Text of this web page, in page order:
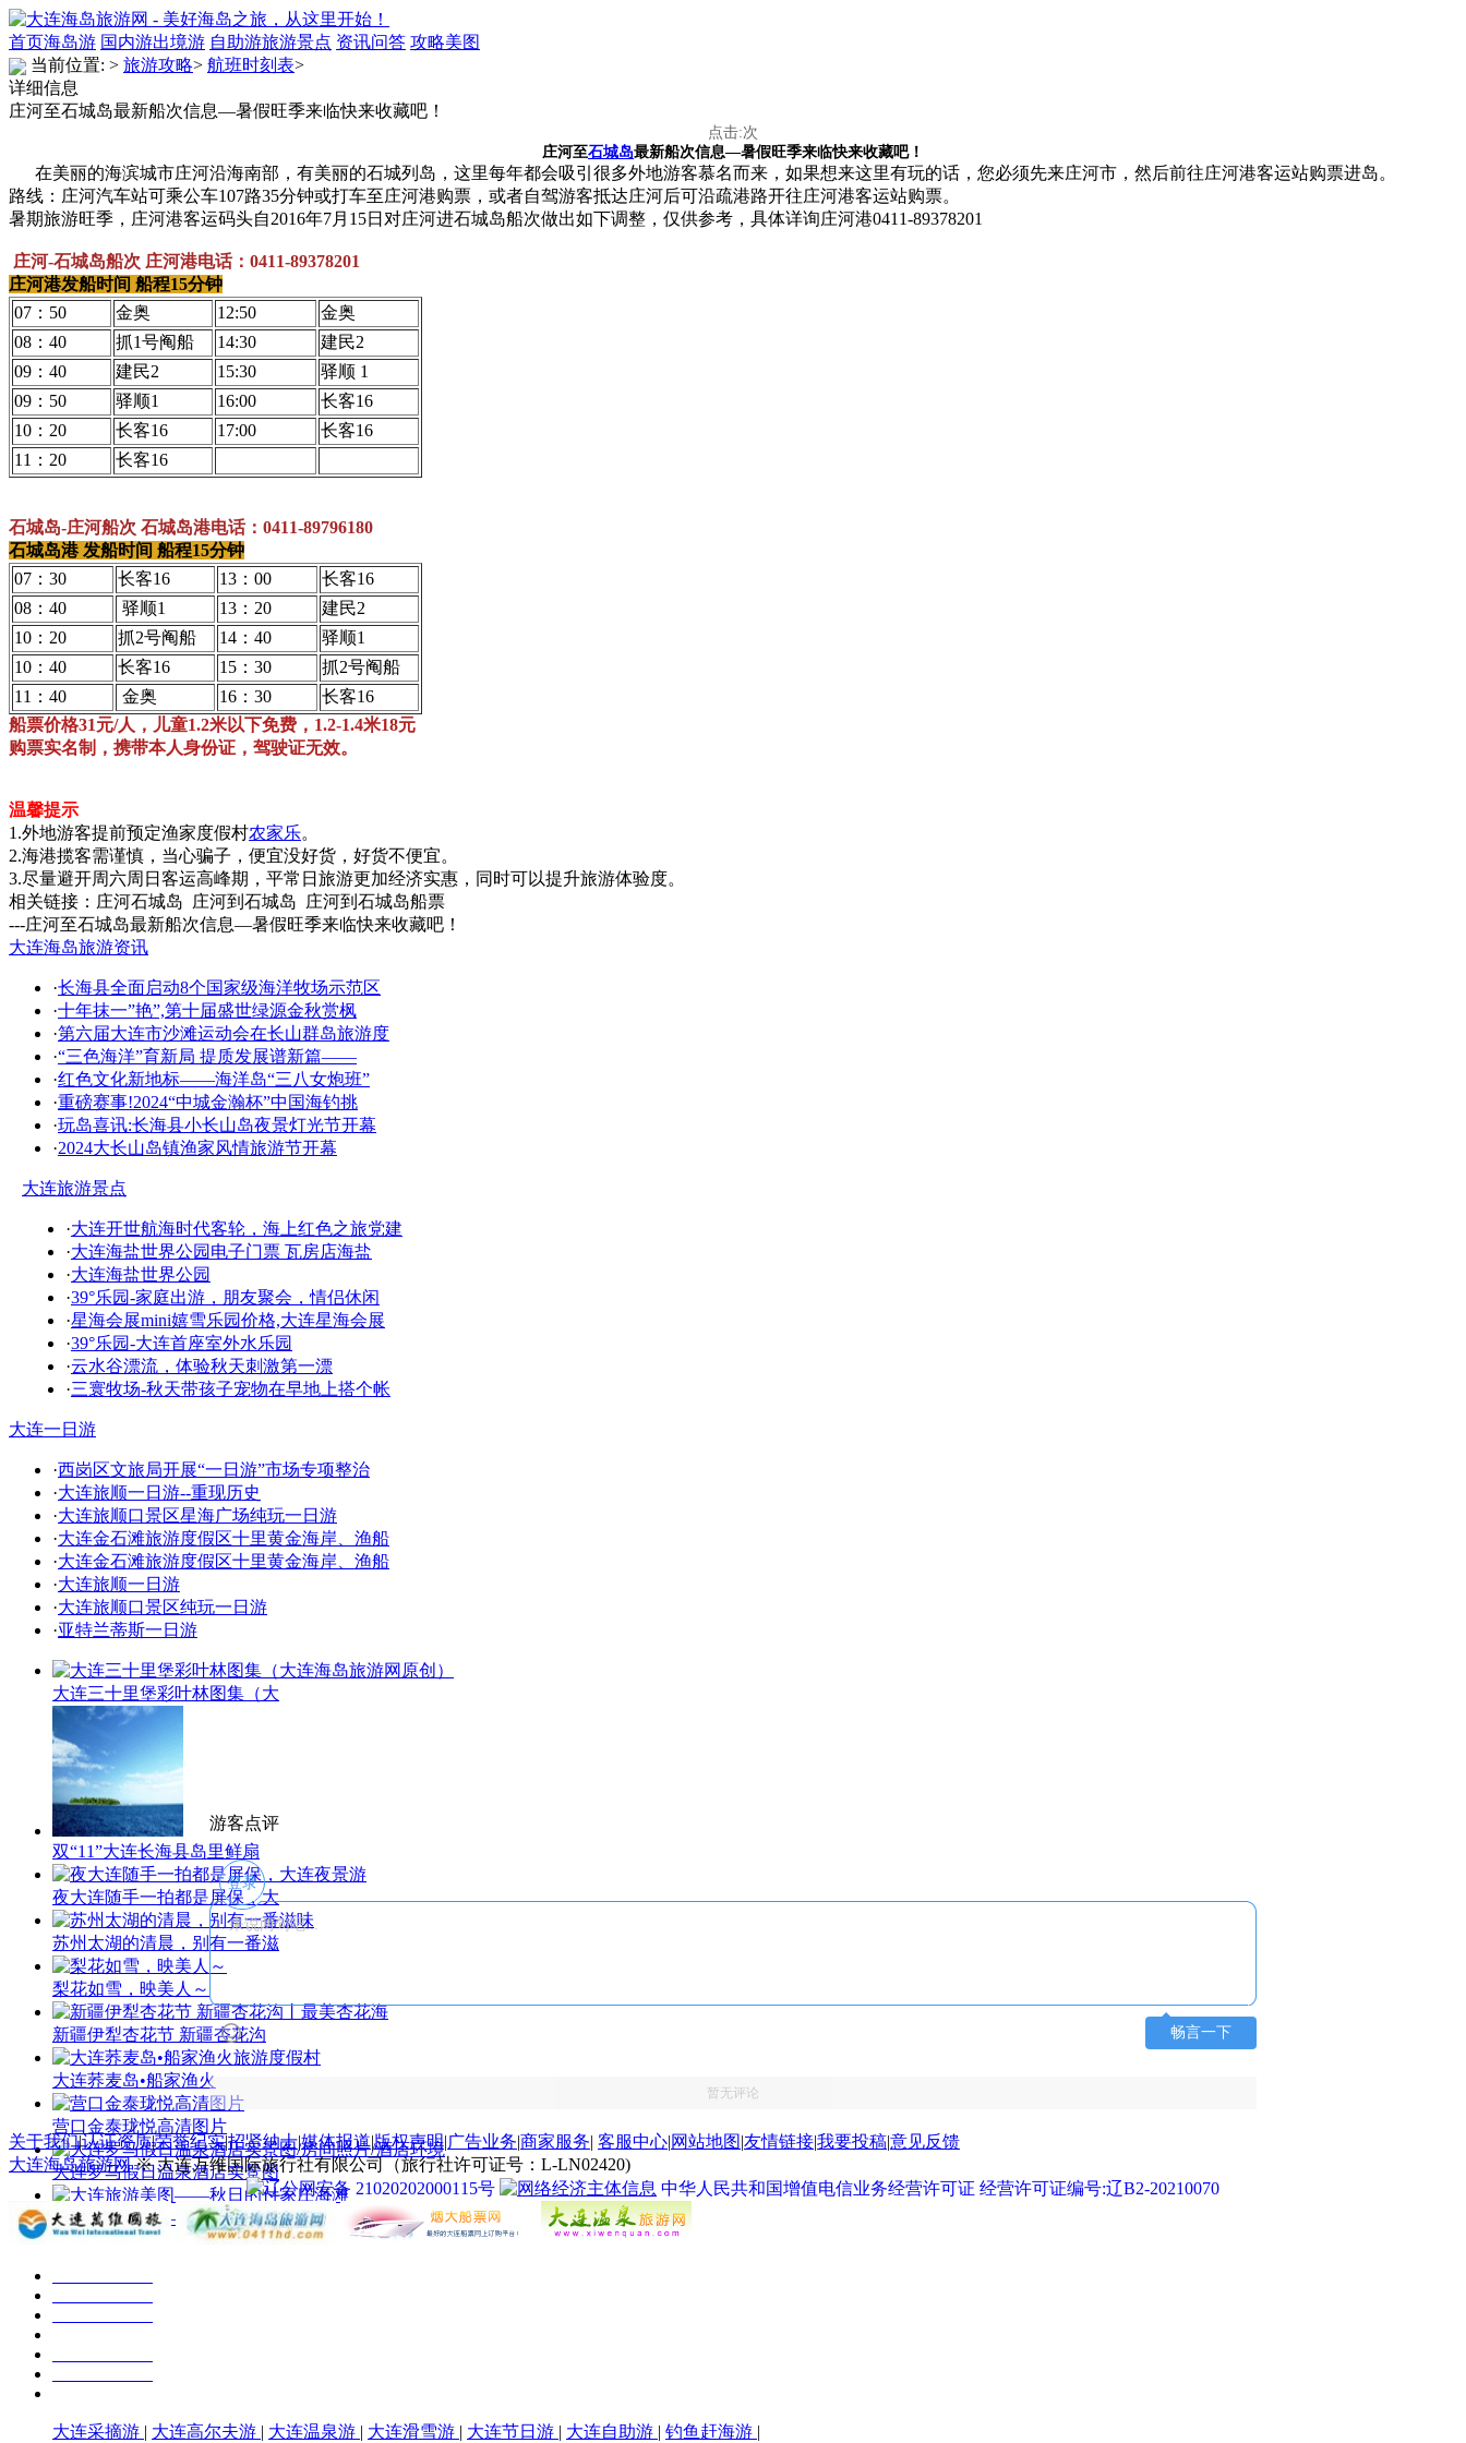
首页海岛游 国内游出境游 自助游旅游景点 资讯问答 攻略美图
当前位置: > 旅游攻略> 航班时刻表>
详细信息
庄河至石城岛最新船次信息—暑假旺季来临快来收藏吧！
点击:次
庄河至石城岛最新船次信息—暑假旺季来临快来收藏吧！
在美丽的海滨城市庄河沿海南部，有美丽的石城列岛，这里每年都会吸引很多外地游客慕名而来，如果想来这里有玩的话，您必须先来庄河市，然后前往庄河港客运站购票进岛。
路线：庄河汽车站可乘公车107路35分钟或打车至庄河港购票，或者自驾游客抵达庄河后可沿疏港路开往庄河港客运站购票。
暑期旅游旺季，庄河港客运码头自2016年7月15日对庄河进石城岛船次做出如下调整，仅供参考，具体详询庄河港0411-89378201
庄河-石城岛船次 庄河港电话：0411-89378201
庄河港发船时间 船程15分钟
07：50
金奥 12:50
金奥
08：40
抓1号阄船 14:30
建民2
09：40
建民2 15:30
驿顺 1
09：50
驿顺1 16:00
长客16
10：20
长客16 17:00
长客16
11：20
长客16
石城岛-庄河船次 石城岛港电话：0411-89796180
石城岛港 发船时间 船程15分钟
07：30
长客16 13：00
长客16
08：40
驿顺1 13：20
建民2
10：20
抓2号阄船 14：40
驿顺1
10：40
长客16 15：30
抓2号阄船
11：40
金奥 16：30
长客16
船票价格31元/人，儿童1.2米以下免费，1.2-1.4米18元
购票实名制，携带本人身份证，驾驶证无效。
温馨提示
1.外地游客提前预定渔家度假村农家乐。
2.海港揽客需谨慎，当心骗子，便宜没好货，好货不便宜。
3.尽量避开周六周日客运高峰期，平常日旅游更加经济实惠，同时可以提升旅游体验度。
相关链接：庄河石城岛 庄河到石城岛 庄河到石城岛船票
---庄河至石城岛最新船次信息—暑假旺季来临快来收藏吧！
大连海岛旅游资讯
·长海县全面启动8个国家级海洋牧场示范区
·十年抹一”艳”,第十届盛世绿源金秋赏枫
·第六届大连市沙滩运动会在长山群岛旅游度
·“三色海洋”育新局 提质发展谱新篇——
·红色文化新地标——海洋岛“三八女炮班”
·重磅赛事!2024“中城金瀚杯”中国海钓挑
·玩岛喜讯:长海县小长山岛夜景灯光节开幕
·2024大长山岛镇渔家风情旅游节开幕
大连旅游景点
·大连开世航海时代客轮，海上红色之旅党建
·大连海盐世界公园电子门票 瓦房店海盐
·大连海盐世界公园
·39°乐园-家庭出游，朋友聚会，情侣休闲
·星海会展mini嬉雪乐园价格,大连星海会展
·39°乐园-大连首座室外水乐园
·云水谷漂流，体验秋天刺激第一漂
·三寰牧场-秋天带孩子宠物在早地上搭个帐
大连一日游
·西岗区文旅局开展“一日游”市场专项整治
·大连旅顺一日游--重现历史
·大连旅顺口景区星海广场纯玩一日游
·大连金石滩旅游度假区十里黄金海岸、渔船
·大连金石滩旅游度假区十里黄金海岸、渔船
·大连旅顺一日游
·大连旅顺口景区纯玩一日游
·亚特兰蒂斯一日游
大连三十里堡彩叶林图集（大
双“11”大连长海县岛里鲜扇
夜大连随手一拍都是屏保，大
苏州太湖的清晨，别有一番滋
梨花如雪，映美人～
新疆伊犁杏花节 新疆杏花沟
大连荞麦岛•船家渔火
营口金泰珑悦高清图片
大连罗马假日温泉酒店实景图
大连旅游美图——秋日的付家
游客点评
登录
畅言一下
暂无评论
关于我们|认证资质|荣誉纪实|招贤纳士|媒体报道|版权声明|广告业务|商家服务| 客服中心|网站地图|友情链接|我要投稿|意见反馈
大连海岛旅游网※ 大连万维国际旅行社有限公司（旅行社许可证号：L-LN02420)
辽公网安备 21020202000115号
中华人民共和国增值电信业务经营许可证 经营许可证编号:辽B2-20210070
大连采摘游 | 大连高尔夫游 | 大连温泉游 | 大连滑雪游 | 大连节日游 | 大连自助游 | 钓鱼赶海游 |